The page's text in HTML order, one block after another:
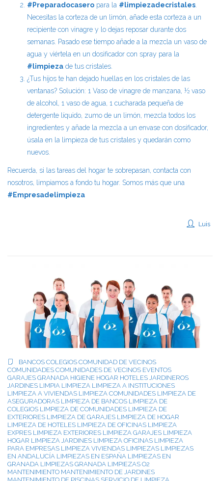
#Preparadocasero para la #limpiezadecristales
Necesitas la corteza de un limón, añade esta corteza a un
recipiente con vinagre y lo dejas reposar durante dos
semanas. Pasado ese tiempo añade a la mezcla un vaso de
agua y viértela en un dosificador con spray para la
#limpieza de tus cristales.
¿Tus hijos te han dejado huellas en los cristales de las
ventanas? Solución: 1 Vaso de vinagre de manzana, ½ vaso
de alcohol, 1 vaso de agua, 1 cucharada pequeña de
detergente líquido, zumo de un limón, mezcla todos los
ingredientes y añade la mezcla a un envase con dosificador,
úsala en la limpieza de tus cristales y quedarán como
nuevos.
Recuerda, si las tareas del hogar te sobrepasan, contacta con
nosotros, limpiamos a fondo tu hogar. Somos más que una
#Empresadelimpieza
Luis
BANCOS COLEGIOS COMUNIDAD DE VECINOS
COMUNIDADES COMUNIDADES DE VECINOS EVENTOS
GARAJES GRANADA HIGIENE HOGAR HOTELES JARDINEROS
JARDINES LIMPIA LIMPIEZA LIMPIEZA A INSTITUCIONES
LIMPIEZA A VIVIENDAS LIMPIEZA COMUNIDADES LIMPIEZA DE
ASEGURADORAS LIMPIEZA DE BANCOS LIMPIEZA DE
COLEGIOS LIMPIEZA DE COMUNIDADES LIMPIEZA DE
EXTERIORES LIMPIEZA DE GARAJES LIMPIEZA DE HOGAR
LIMPIEZA DE HOTELES LIMPIEZA DE OFICINAS LIMPIEZA
EXPRES LIMPIEZA EXTERIORES LIMPIEZA GARAJES LIMPIEZA
HOGAR LIMPIEZA JARDINES LIMPIEZA OFICINAS LIMPIEZA
PARA EMPRESAS LIMPIEZA VIVIENDAS LIMPIEZAS LIMPIEZAS
EN ANDALUCÍA LIMPIEZAS EN ESPAÑA LIMPIEZAS EN
GRANADA LIMPIEZAS GRANADA LIMPIEZAS O2
MANTENIMIENTO MANTENIMIENTO DE JARDINES